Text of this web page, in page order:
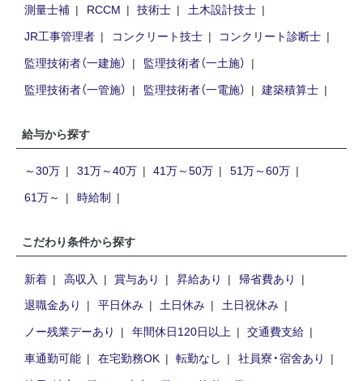
測量士補
RCCM 技術士
土木設計技士
JR工事管理者
コンクリート技士
コンクリート診断士
監理技術者（一建施）
監理技術者（一土施）
監理技術者（一管施）
監理技術者（一電施） 建築積算士
給与から探す
～30万 31万～40万 41万～50万
51万～60万
61万～
時給制
こだわり条件から探す
新着 高収入 賞与あり 昇給あり
帰省費あり
退職金あり
平日休み 土日休み
土日祝休み
ノー残業デーあり
年間休日120日以上
交通費支給
車通勤可能
在宅勤務OK 転勤なし
社員寮・宿舍あり